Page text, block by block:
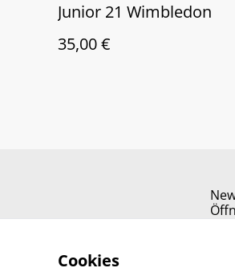
Junior 21 Wimbledon
35,00 €
Cookies